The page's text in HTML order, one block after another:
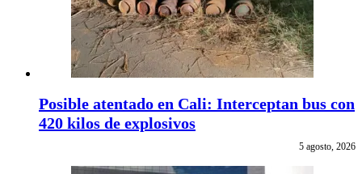
Posible atentado en Cali: Interceptan bus con
420 kilos de explosivos
5 agosto, 2026